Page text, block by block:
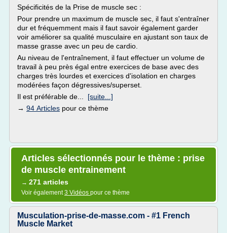
Spécificités de la Prise de muscle sec :
Pour prendre un maximum de muscle sec, il faut s'entraîner
dur et fréquemment mais il faut savoir également garder
voir améliorer sa qualité musculaire en ajustant son taux de
masse grasse avec un peu de cardio.
Au niveau de l'entraînement, il faut effectuer un volume de
travail à peu près égal entre exercices de base avec des
charges très lourdes et exercices d'isolation en charges
modérées façon dégressives/superset.
Il est préférable de... [suite...]
→ 94 Articles pour ce thème
Articles sélectionnés pour le thème : prise
de muscle entrainement
→ 271 articles
Voir également3 Vidéos pour ce thème
Musculation-prise-de-masse.com - #1 French
Muscle Market